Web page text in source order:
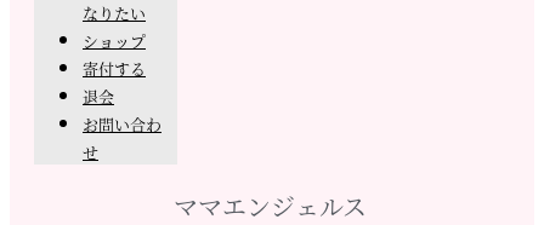
なりたい
ショップ
寄付する
退会
お問い合わ
せ
ママエンジェルス